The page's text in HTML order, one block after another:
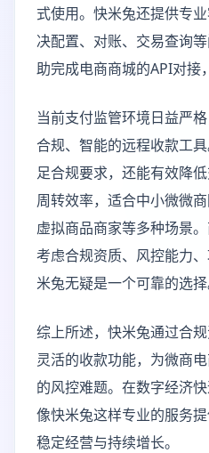
式使用。快米兔还提供专
决配置、对账、交易查询
助完成电商商城的API对接
当前支付监管环境日益严
合规、智能的远程收款工
足合规要求，还能有效降
周转效率，适合中小微微
虚拟商品商家等多种场景
考虑合规资质、风控能力
米兔无疑是一个可靠的选择
综上所述，快米兔通过合
灵活的收款功能，为微商
的风控难题。在数字经济
像快米兔这样专业的服务
稳定经营与持续增长。